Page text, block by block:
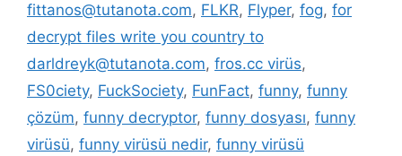
fittanos@tutanota.com, FLKR, Flyper, fog, for
decrypt files write you country to
darldreyk@tutanota.com, fros.cc virüs,
FS0ciety, FuckSociety, FunFact, funny, funny
çözüm, funny decryptor, funny dosyası, funny
virüsü, funny virüsü nedir, funny virüsü